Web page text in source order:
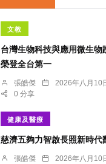
文教
台灣生物科技與應用微生
榮登全台第一
張皓傑 2026年八月10
0 分享
健康及醫療
慈濟五夠力智啟長照新時代
張皓傑 2026年八月10